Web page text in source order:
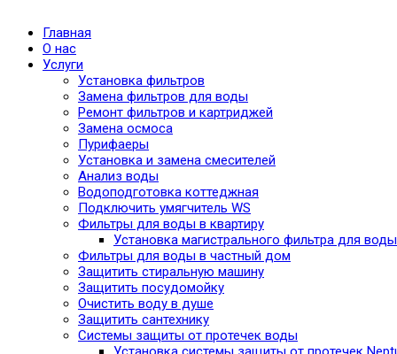
Главная
О нас
Услуги
Установка фильтров
Замена фильтров для воды
Ремонт фильтров и картриджей
Замена осмоса
Пурифаеры
Установка и замена смесителей
Анализ воды
Водоподготовка коттеджная
Подключить умягчитель WS
Фильтры для воды в квартиру
Установка магистрального фильтра для воды
Фильтры для воды в частный дом
Защитить стиральную машину
Защитить посудомойку
Очистить воду в душе
Защитить сантехнику
Системы защиты от протечек воды